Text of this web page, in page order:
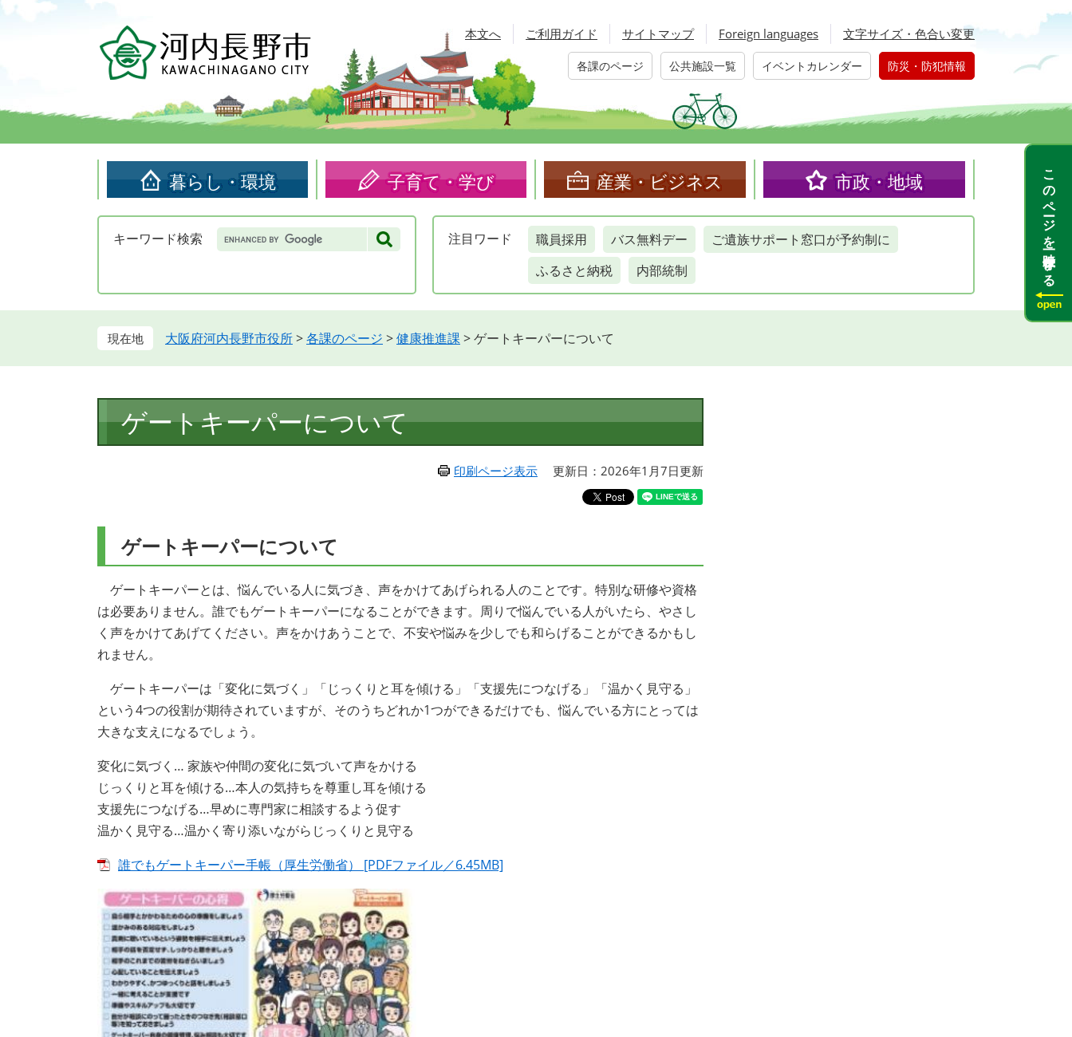
頭
す。
飛
し
本文へ ご利用ガイド サイトマップ Foreign languages 文字サイズ・色合い変更
各課のページ 公共施設一覧 イベントカレンダー 防災・防犯情報
暮らし・環境 子育て・学び 産業・ビジネス 市政・地域
キーワード検索 Google
カ
検
注目 ワード 職員採用 バス無料デー
ご遺族サポート窓口が予約制に
ふるさと納税
内部統制
大阪府河内長野市役所>各課のページ >健康推進課 >ゲートキーパーについて
文
ゲートキーパーについて
印刷ページ表示 更新日：2026年1月7日更新
ゲートキーパーについて
ゲートキーパーとは、悩んでいる人に気づき、声をかけてあげられる人のことです。特別な研修や資格
は必要ありません。誰でもゲートキーパーになることができます。周りで悩んでいる人がいたら、やさし
く声をかけてあげてください。声をかけあうことで、不安や悩みを少しでも和らげることができるかもし
れません。
ゲートキーパーは「変化に気づく」「じっくりと耳を傾ける」「支援先につなげる」「温かく見守る」
という4つの役割が期待されていますが、そのうちどれか1つができるだけでも、悩んでいる方にとっては
大きな支えになるでしょう。
変化に気づく… 家族や仲間の変化に気づいて声をかける
じっくりと耳を傾ける…本人の気持ちを尊重し耳を傾ける
支援先につなげる…早めに専門家に相談するよう促す
温かく見守る…温かく寄り添いながらじっくりと見守る
誰でもゲートキーパー手帳（厚生労働省） [PDFファイル／6.45MB]
このページを一時保存する